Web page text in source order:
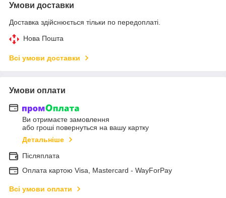
Умови доставки
Доставка здійснюється тільки по передоплаті.
Нова Пошта
Всі умови доставки
Умови оплати
Ви отримаєте замовлення
або гроші повернуться на вашу картку
Детальніше
Післяплата
Оплата картою Visa, Mastercard - WayForPay
Всі умови оплати